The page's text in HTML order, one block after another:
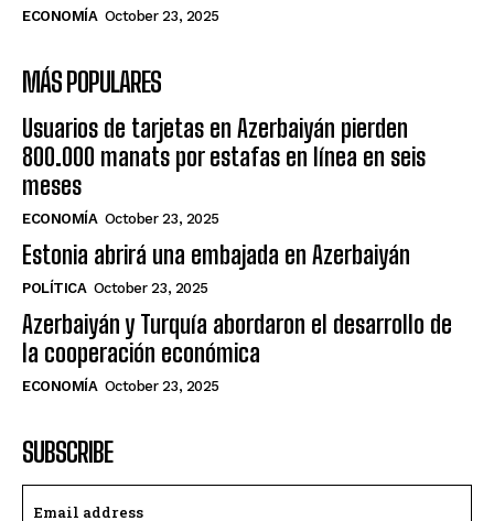
ECONOMÍA October 23, 2025
MÁS POPULARES
Usuarios de tarjetas en Azerbaiyán pierden
800.000 manats por estafas en línea en seis
meses
ECONOMÍA October 23, 2025
Estonia abrirá una embajada en Azerbaiyán
POLÍTICA October 23, 2025
Azerbaiyán y Turquía abordaron el desarrollo de
la cooperación económica
ECONOMÍA October 23, 2025
SUBSCRIBE